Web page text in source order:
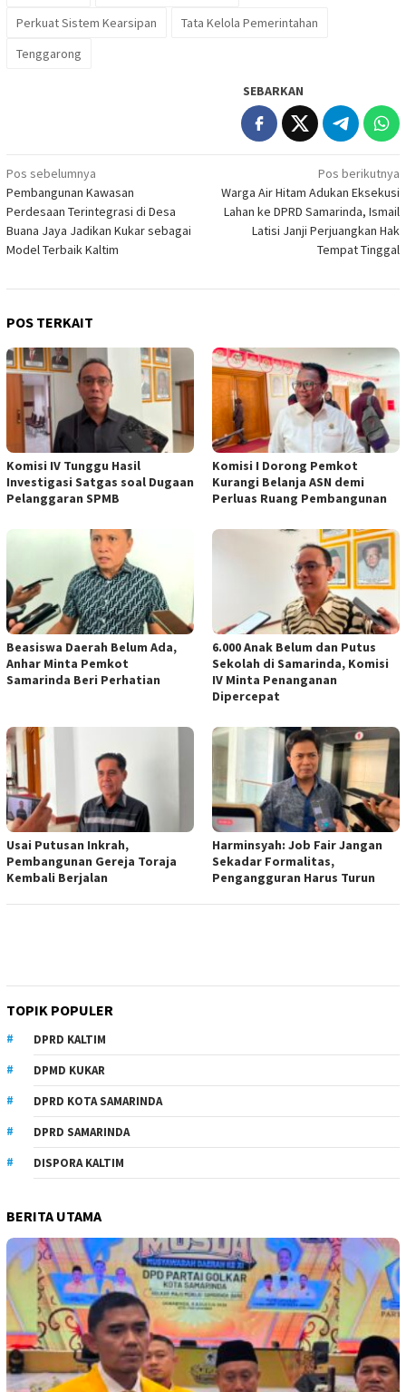
Perkuat Sistem Kearsipan
Tata Kelola Pemerintahan
Tenggarong
SEBARKAN
Navigasi
pos
Pos sebelumnya
Pembangunan Kawasan
Perdesaan Terintegrasi di Desa
Buana Jaya Jadikan Kukar sebagai
Model Terbaik Kaltim
Pos berikutnya
Warga Air Hitam Adukan Eksekusi
Lahan ke DPRD Samarinda, Ismail
Latisi Janji Perjuangkan Hak
Tempat Tinggal
POS TERKAIT
Komisi IV Tunggu Hasil
Investigasi Satgas soal Dugaan
Pelanggaran SPMB
Komisi I Dorong Pemkot
Kurangi Belanja ASN demi
Perluas Ruang Pembangunan
Beasiswa Daerah Belum Ada,
Anhar Minta Pemkot
Samarinda Beri Perhatian
6.000 Anak Belum dan Putus
Sekolah di Samarinda, Komisi
IV Minta Penanganan
Dipercepat
Usai Putusan Inkrah,
Pembangunan Gereja Toraja
Kembali Berjalan
Harminsyah: Job Fair Jangan
Sekadar Formalitas,
Pengangguran Harus Turun
TOPIK POPULER
DPRD KALTIM
DPMD KUKAR
DPRD KOTA SAMARINDA
DPRD SAMARINDA
DISPORA KALTIM
BERITA UTAMA